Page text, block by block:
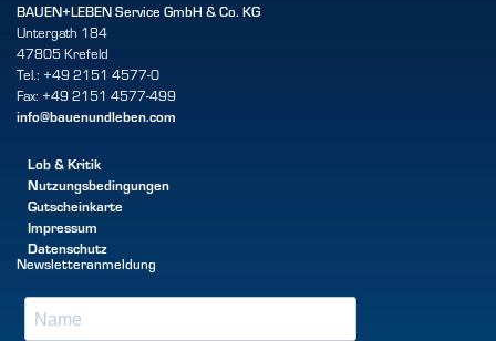
BAUEN+LEBEN Service GmbH & Co. KG
Untergath 184
47805 Krefeld
Tel.: +49 2151 4577-0
Fax: +49 2151 4577-499
info@bauenundleben.com
Lob & Kritik
Nutzungsbedingungen
Gutscheinkarte
Impressum
Datenschutz
Newsletteranmeldung